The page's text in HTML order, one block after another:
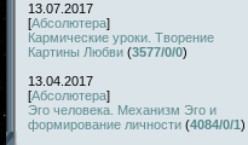
13.07.2017
[Абсолютера]
Кармические уроки. Творение
Картины Любви (3577/0/0)
13.04.2017
[Абсолютера]
Эго человека. Механизм Эго и
формирование личности (4084/0/1)